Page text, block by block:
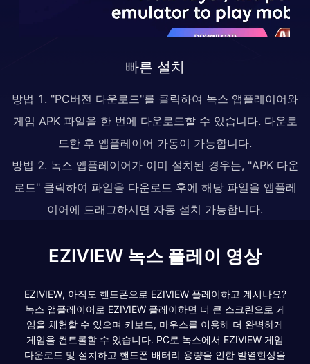
빠른 설치
방법 1. "PC버전 다운로드"를 클릭하여 녹스 앱플레이어와
게임 APK 파일을 한 번에 다운로드할 수 있습니다. 다운로
드한 후 앱플레이어 가동이 가능합니다.
방법 2. 녹스 앱플레이어가 이미 설치된 경우는, "APK 다운
로드" 클릭하여 파일을 다운로드 후에 해당 파일을 앱플레
이어에 드래그하시면 자동 설치 가능합니다.
EZIVIEW 녹스 플레이 영상
EZIVIEW, 아직도 핸드폰으로 EZIVIEW 플레이하고 계시나요?
녹스 앱플레이어로 EZIVIEW 플레이하면 더 큰 스크린으로 게
임을 체험할 수 있으며 키보드, 마우스를 이용해 더 완벽하게
게임을 컨트롤할 수 있습니다. PC로 녹스에서 EZIVIEW 게임
다운로드 및 설치하고 핸드폰 배터리 용량을 인한 발열현상을